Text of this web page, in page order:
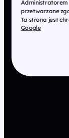
Administratorem
przetwarzane
Ta strona jest
Google